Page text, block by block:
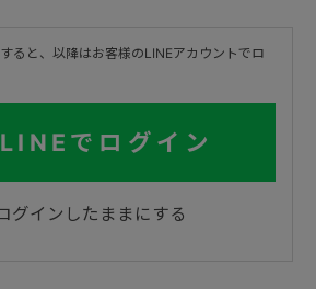
ると、以降はお客様のLINEアカウントでロ
LINEでログイン
グインしたままにする